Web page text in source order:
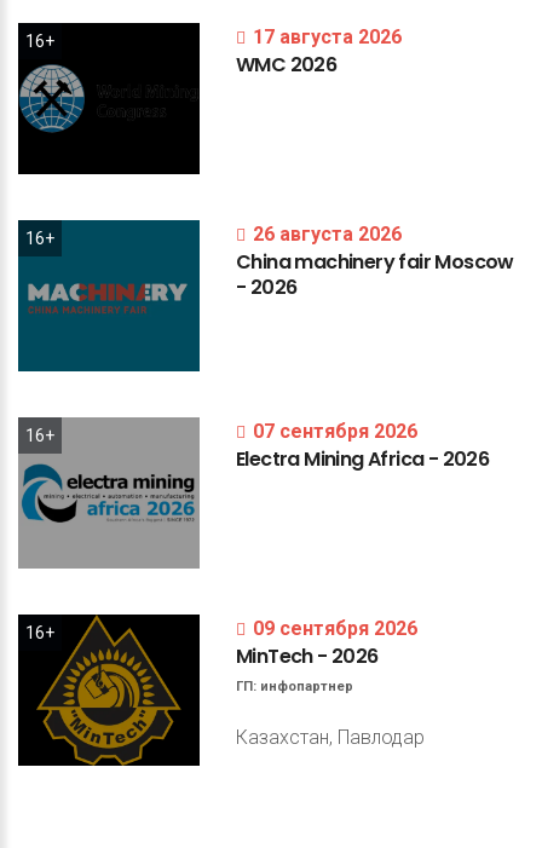
16+ 17 августа 2026
WMC 2026
16+ 26 августа 2026
ChinamachineryfairMoscow
- 2026
16+ 07 сентября 2026
ElectraMiningAfrica- 2026
16+ 09 сентября 2026
MinTech- 2026
ГП: инфопартнер
Казахстан, Павлодар